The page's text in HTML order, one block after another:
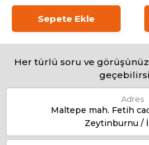
Sepete Ekle
Her türlü soru ve
Adres
Maltepe mah. Fetih
Zeytinburnu /